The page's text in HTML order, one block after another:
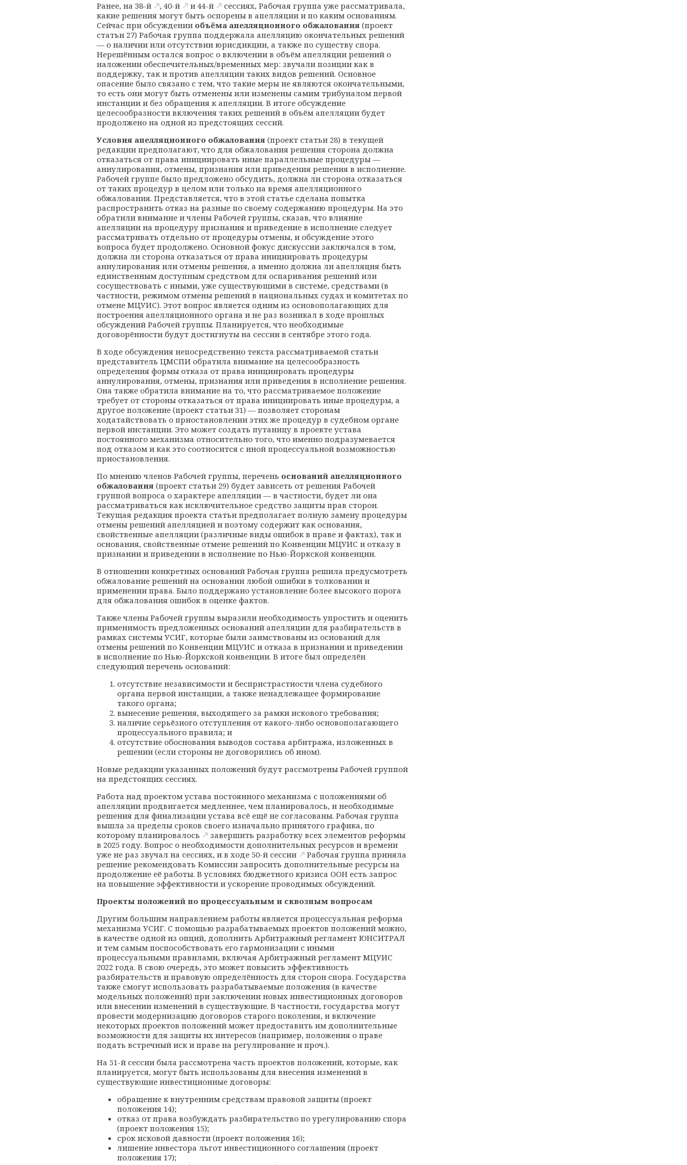
Ранее, на 38-й , 40-й и 44-й
сессиях, Рабочая группа уже рассматривала,
какие решения могут быть оспорены в апелляции и по каким основаниям.
Сейчас при обсуждении объёма апелляционного обжалования (проект
статьи 27) Рабочая группа поддержала апелляцию окончательных решений
— о наличии или отсутствии юрисдикции, а также по существу спора.
Нерешённым остался вопрос о включении в объём апелляции решений о
наложении обеспечительных/временных мер: звучали позиции как в
поддержку, так и против апелляции таких видов решений. Основное
опасение было связано с тем, что такие меры не являются окончательными,
то есть они могут быть отменены или изменены самим трибуналом первой
инстанции и без обращения к апелляции. В итоге обсуждение
целесообразности включения таких решений в объём апелляции будет
продолжено на одной из предстоящих сессий.
Условия апелляционного обжалования (проект статьи 28) в текущей
редакции предполагают, что для обжалования решения сторона должна
отказаться от права инициировать иные параллельные процедуры —
аннулирования, отмены, признания или приведения решения в исполнение.
Рабочей группе было предложено обсудить, должна ли сторона отказаться
от таких процедур в целом или только на время апелляционного
обжалования. Представляется, что в этой статье сделана попытка
распространить отказ на разные по своему содержанию процедуры. На это
обратили внимание и члены Рабочей группы, сказав, что влияние
апелляции на процедуру признания и приведение в исполнение следует
рассматривать отдельно от процедуры отмены, и обсуждение этого
вопроса будет продолжено. Основной фокус дискуссии заключался в том,
должна ли сторона отказаться от права инициировать процедуры
аннулирования или отмены решения, а именно должна ли апелляция быть
единственным доступным средством для оспаривания решений или
сосуществовать с иными, уже существующими в системе, средствами (в
частности, режимом отмены решений в национальных судах и комитетах по
отмене МЦУИС). Этот вопрос является одним из основополагающих для
построения апелляционного органа и не раз возникал в ходе прошлых
обсуждений Рабочей группы. Планируется, что необходимые
договорённости будут достигнуты на сессии в сентябре этого года.
В ходе обсуждения непосредственно текста рассматриваемой статьи
представитель ЦМСПИ обратила внимание на целесообразность
определения формы отказа от права инициировать процедуры
аннулирования, отмены, признания или приведения в исполнение решения.
Она также обратила внимание на то, что рассматриваемое положение
требует от стороны отказаться от права инициировать иные процедуры, а
другое положение (проект статьи 31) — позволяет сторонам
ходатайствовать о приостановлении этих же процедур в судебном органе
первой инстанции. Это может создать путаницу в проекте устава
постоянного механизма относительно того, что именно подразумевается
под отказом и как это соотносится с иной процессуальной возможностью
приостановления.
По мнению членов Рабочей группы, перечень оснований апелляционного
обжалования (проект статьи 29) будет зависеть от решения Рабочей
группой вопроса о характере апелляции — в частности, будет ли она
рассматриваться как исключительное средство защиты прав сторон.
Текущая редакция проекта статьи предполагает полную замену процедуры
отмены решений апелляцией и поэтому содержит как основания,
свойственные апелляции (различные виды ошибок в праве и фактах), так и
основания, свойственные отмене решений по Конвенции МЦУИС и отказу в
признании и приведении в исполнение по Нью-Йоркской конвенции.
В отношении конкретных оснований Рабочая группа решила предусмотреть
обжалование решений на основании любой ошибки в толковании и
применении права. Было поддержано установление более высокого порога
для обжалования ошибок в оценке фактов.
Также члены Рабочей группы выразили необходимость упростить и оценить
применимость предложенных оснований апелляции для разбирательств в
рамках системы УСИГ, которые были заимствованы из оснований для
отмены решений по Конвенции МЦУИС и отказа в признании и приведении
в исполнение по Нью-Йоркской конвенции. В итоге был определён
следующий перечень оснований:
отсутствие независимости и беспристрастности члена судебного
органа первой инстанции, а также ненадлежащее формирование
такого органа;
вынесение решения, выходящего за рамки искового требования;
наличие серьёзного отступления от какого-либо основополагающего
процессуального правила; и
отсутствие обоснования выводов состава арбитража, изложенных в
решении (если стороны не договорились об ином).
Новые редакции указанных положений будут рассмотрены Рабочей группой
на предстоящих сессиях.
Работа над проектом устава постоянного механизма с положениями об
апелляции продвигается медленнее, чем планировалось, и необходимые
решения для финализации устава всё ещё не согласованы. Рабочая группа
вышла за пределы сроков своего изначально принятого графика, по
которому планировалось
завершить разработку всех элементов реформы
в 2025 году. Вопрос о необходимости дополнительных ресурсов и времени
уже не раз звучал на сессиях, и в ходе 50-й сессии
Рабочая группа приняла
решение рекомендовать Комиссии запросить дополнительные ресурсы на
продолжение её работы. В условиях бюджетного кризиса ООН есть запрос
на повышение эффективности и ускорение проводимых обсуждений.
Проекты положений по процессуальным и сквозным вопросам
Другим большим направлением работы является процессуальная реформа
механизма УСИГ. С помощью разрабатываемых проектов положений можно,
в качестве одной из опций, дополнить Арбитражный регламент ЮНСИТРАЛ
и тем самым поспособствовать его гармонизации с иными
процессуальными правилами, включая Арбитражный регламент МЦУИС
2022 года. В свою очередь, это может повысить эффективность
разбирательств и правовую определённость для сторон спора. Государства
также смогут использовать разрабатываемые положения (в качестве
модельных положений) при заключении новых инвестиционных договоров
или внесении изменений в существующие. В частности, государства могут
провести модернизацию договоров старого поколения, и включение
некоторых проектов положений может предоставить им дополнительные
возможности для защиты их интересов (например, положения о праве
подать встречный иск и праве на регулирование и проч.).
На 51-й сессии была рассмотрена часть проектов положений, которые, как
планируется, могут быть использованы для внесения изменений в
существующие инвестиционные договоры:
обращение к внутренним средствам правовой защиты (проект
положения 14);
отказ от права возбуждать разбирательство по урегулированию спора
(проект положения 15);
срок исковой давности (проект положения 16);
лишение инвестора льгот инвестиционного соглашения (проект
положения 17);